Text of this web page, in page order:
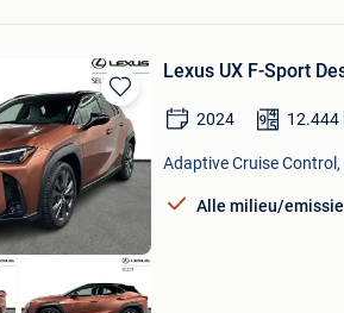
Bewaren
in
Mijn
Favorieten
Lexus UX F-Sport
2024 12.444
Adaptive Cruise
Alle milieu/